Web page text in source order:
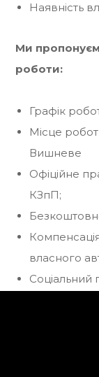
Наявність
Ми
роботи:
Графік
Місце
Вишневе
Офіційне
КЗпП;
власного
Соціальний